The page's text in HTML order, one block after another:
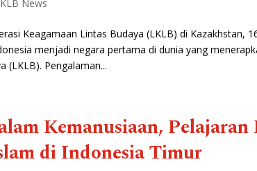
News
Keagamaan Lintas Budaya (LKLB) di Kazakhstan,
menjadi negara pertama di dunia yang
(LKLB). Pengalaman...
Kemanusiaan,
di Indonesia Timur